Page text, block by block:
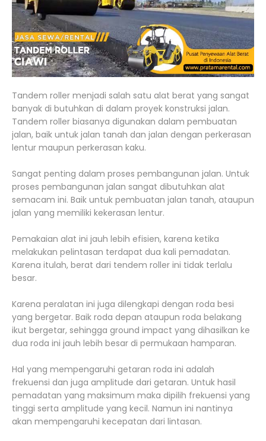
Tandem roller menjadi salah satu alat berat yang sangat
banyak di butuhkan di dalam proyek konstruksi jalan.
Tandem roller biasanya digunakan dalam pembuatan
jalan, baik untuk jalan tanah dan jalan dengan perkerasan
lentur maupun perkerasan kaku.
Sangat penting dalam proses pembangunan jalan. Untuk
proses pembangunan jalan sangat dibutuhkan alat
semacam ini. Baik untuk pembuatan jalan tanah, ataupun
jalan yang memiliki kekerasan lentur.
Pemakaian alat ini jauh lebih efisien, karena ketika
melakukan pelintasan terdapat dua kali pemadatan.
Karena itulah, berat dari tendem roller ini tidak terlalu
besar.
Karena peralatan ini juga dilengkapi dengan roda besi
yang bergetar. Baik roda depan ataupun roda belakang
ikut bergetar, sehingga ground impact yang dihasilkan ke
dua roda ini jauh lebih besar di permukaan hamparan.
Hal yang mempengaruhi getaran roda ini adalah
frekuensi dan juga amplitude dari getaran. Untuk hasil
pemadatan yang maksimum maka dipilih frekuensi yang
tinggi serta amplitude yang kecil. Namun ini nantinya
akan mempengaruhi kecepatan dari lintasan.